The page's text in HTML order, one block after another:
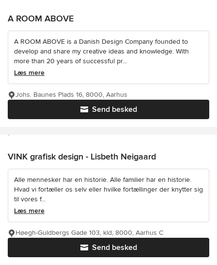
A ROOM ABOVE
A ROOM ABOVE is a Danish Design Company founded to
develop and share my creative ideas and knowledge. With
more than 20 years of successful pr...
Læs mere
Send besked
Johs. Baunes Plads 16, 8000, Aarhus
VINK grafisk design - Lisbeth Neigaard
Alle mennesker har en historie. Alle familier har en historie.
Hvad vi fortæller os selv eller hvilke fortællinger der knytter sig
til vores f...
Læs mere
Send besked
Høegh-Guldbergs Gade 103, kld, 8000, Aarhus C